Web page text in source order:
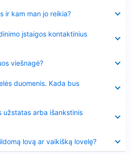
ir kam man jo reikia?
įstaigos kontaktinius
viešnagė?
duomenis. Kada bus
užstatas arba išankstinis
lovą ar vaikišką lovelę?